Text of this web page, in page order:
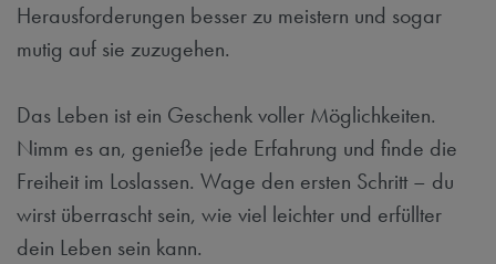
Herausforderungen besser zu meistern und sogar
mutig auf sie zuzugehen.
Das Leben ist ein Geschenk voller Möglichkeiten.
Nimm es an, genieße jede Erfahrung und finde die
Freiheit im Loslassen. Wage den ersten Schritt – du
wirst überrascht sein, wie viel leichter und erfüllter
dein Leben sein kann.